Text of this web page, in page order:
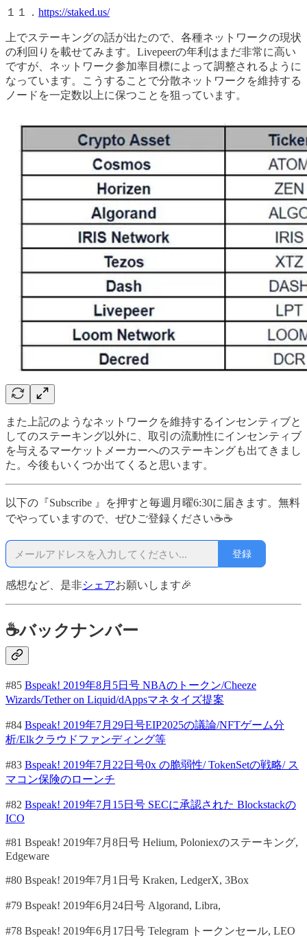
１１． https://staked.us/
上でステーキングの話が出たので、各種ネットワークの現状
の利回りを載せてみます。Livepeerの年利はまだ非常に高い
ですが、ネットワーク参加率目標によって調整されるように
なっています。こうすることで分散ネットワークを維持する
ノードを一定数以上に保つことを狙っています。
また上記のようなネットワークを維持するインセンティブと
してのステーキング以外に、取引の流動性にインセンティブ
を与えるマーケットメーカーへのステーキングも出てきまし
た。今後もいくつか出てくると思います。
以下の『Subscribe 』を押すと毎週月曜6:30に届きます。無料
でやっていますので、ぜひご登録ください☕☕
登録
感想など、是非シェアお願いします🎉
☕バックナンバー
#85 Bspeak! 2019年8月5日号 NBAのトークン/Cheeze
Wizards/Tether on Liquid/dAppsマネタイズ提案
#84 Bspeak! 2019年7月29日号EIP2025の議論/NFTゲーム分
析/Elkクラウドファンディング等
#83 Bspeak! 2019年7月22日号0x の脆弱性/ TokenSetの戦略/ ス
マコン保険のローンチ
#82 Bspeak! 2019年7月15日号 SECに承認された Blockstackの
ICO
#81 Bspeak! 2019年7月8日号 Helium, Poloniexのステーキング,
Edgeware
#80 Bspeak! 2019年7月1日号 Kraken, LedgerX, 3Box
#79 Bspeak! 2019年6月24日号 Algorand, Libra,
#78 Bspeak! 2019年6月17日号 Telegram トークンセール, LEO